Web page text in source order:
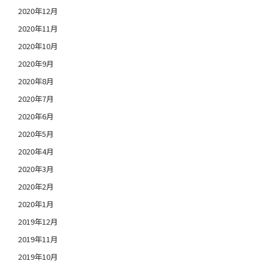
2020年12月
2020年11月
2020年10月
2020年9月
2020年8月
2020年7月
2020年6月
2020年5月
2020年4月
2020年3月
2020年2月
2020年1月
2019年12月
2019年11月
2019年10月